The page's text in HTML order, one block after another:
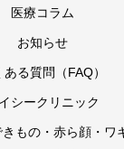
医療コラム
お知らせ
ある質問（FAQ）
シークリニック
もの・赤ら顔・ワ